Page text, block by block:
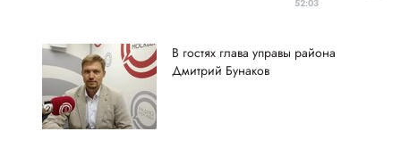
52:03
В гостях глава управы района
Дмитрий Бунаков